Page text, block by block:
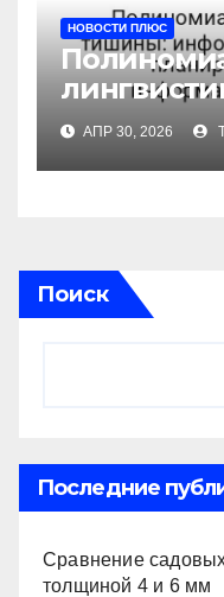
НОВОСТИ ПЛЮС
энтропия
дня при
АПР 30, 2026
Поиск
Последние
Сравнение
толщиной 4 и 6 мм